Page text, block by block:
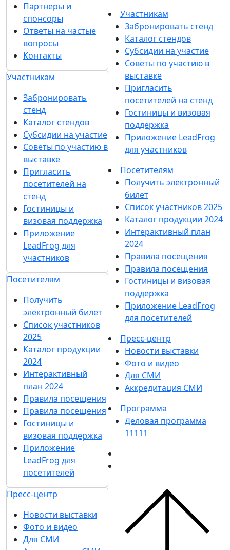
Партнеры и
спонсоры
Ответы на частые
вопросы
Контакты
Участникам
Забронировать
стенд
Каталог стендов
Субсидии на участие
Советы по участию в
выставке
Пригласить
посетителей на
стенд
Гостиницы и
визовая поддержка
Приложение
LeadFrog для
участников
Посетителям
Получить
электронный билет
Список участников
2025
Каталог продукции
2024
Интерактивный
план 2024
Правила посещения
Правила посещения
Гостиницы и
визовая поддержка
Приложение
LeadFrog для
посетителей
Пресс-центр
Новости выставки
Фото и видео
Для СМИ
Участникам
Забронировать стенд
Каталог стендов
Субсидии на участие
Советы по участию в
выставке
Пригласить
посетителей на стенд
Гостиницы и визовая
поддержка
Приложение LeadFrog
для участников
Посетителям
Получить электронный
билет
Список участников 2025
Каталог продукции 2024
Интерактивный план
2024
Правила посещения
Правила посещения
Гостиницы и визовая
поддержка
Приложение LeadFrog
для посетителей
Пресс-центр
Новости выставки
Фото и видео
Для СМИ
Аккредитация СМИ
Программа
Деловая программа
11111